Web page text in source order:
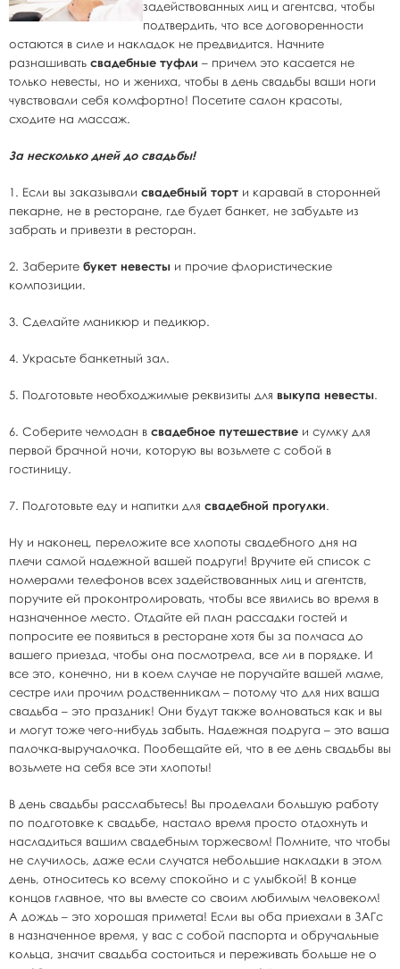
задействованных лиц и агентсва, чтобы
подтвердить, что все договоренности
остаются в силе и накладок не предвидится. Начните
разнашивать свадебные туфли – причем это касается не
только невесты, но и жениха, чтобы в день свадьбы ваши ноги
чувствовали себя комфортно! Посетите салон красоты,
сходите на массаж.
За несколько дней до свадьбы!
1. Если вы заказывали свадебный торт и каравай в сторонней
пекарне, не в ресторане, где будет банкет, не забудьте из
забрать и привезти в ресторан.
2. Заберите букет невесты и прочие флористические
композиции.
3. Сделайте маникюр и педикюр.
4. Украсьте банкетный зал.
5. Подготовьте необходжимые реквизиты для выкупа невесты.
6. Соберите чемодан в свадебное путешествие и сумку для
первой брачной ночи, которую вы возьмете с собой в
гостиницу.
7. Подготовьте еду и напитки для свадебной прогулки.
Ну и наконец, переложите все хлопоты свадебного дня на
плечи самой надежной вашей подруги! Вручите ей список с
номерами телефонов всех задействованных лиц и агентств,
поручите ей проконтролировать, чтобы все явились во время в
назначенное место. Отдайте ей план рассадки гостей и
попросите ее появиться в ресторане хотя бы за полчаса до
вашего приезда, чтобы она посмотрела, все ли в порядке. И
все это, конечно, ни в коем случае не поручайте вашей маме,
сестре или прочим родственникам – потому что для них ваша
свадьба – это праздник! Они будут также волноваться как и вы
и могут тоже чего-нибудь забыть. Надежная подруга – это ваша
палочка-выручалочка. Пообещайте ей, что в ее день свадьбы вы
возьмете на себя все эти хлопоты!
В день свадьбы расслабьтесь! Вы проделали большую работу
по подготовке к свадьбе, настало время просто отдохнуть и
насладиться вашим свадебным торжесвом! Помните, что чтобы
не случилось, даже если случатся небольшие накладки в этом
день, относитесь ко всему спокойно и с улыбкой! В конце
концов главное, что вы вместе со своим любимым человеком!
А дождь – это хорошая примета! Если вы оба приехали в ЗАГс
в назначенное время, у вас с собой паспорта и обручальные
кольца, значит свадьба состоиться и переживать больше не о